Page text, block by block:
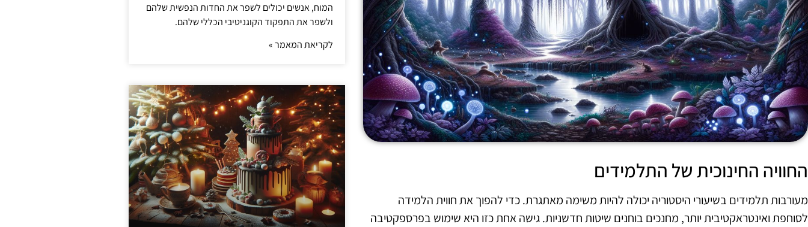
החוויה החינוכית של התלמידים
מעורבות תלמידים בשיעורי היסטוריה יכולה להיות משימה מאתגרת. כדי להפוך את חווית הלמידה
לסוחפת ואינטראקטיבית יותר, מחנכים בוחנים שיטות חדשניות. גישה אחת כזו היא שימוש בפרספקטיבה
המוח, אנשים יכולים לשפר את החדות הנפשית שלהם
ולשפר את התפקוד הקוגניטיבי הכללי שלהם.
לקריאת המאמר »